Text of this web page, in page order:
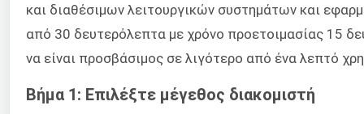
και διαθέσιμων λειτουργικών συστημάτων και
από 30 δευτερόλεπτα με χρόνο προετοιμασίας 15
να είναι προσβάσιμος σε λιγότερο από ένα λεπτό
Βήμα 1: Επιλέξτε μέγεθος διακομιστή